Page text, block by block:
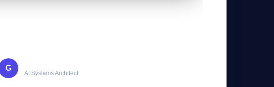
G
AI Systems Architect